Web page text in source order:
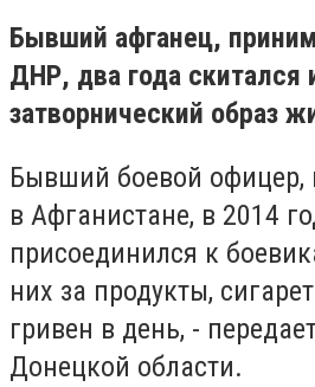
Бывший афганец,
ДНР, два года скитался
затворнический образ
Бывший боевой офицер,
в Афганистане, в 2014
присоединился к
них за продукты,
гривен в день, -
Донецкой области.